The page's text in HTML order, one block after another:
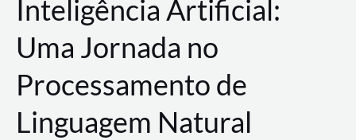
Inteligência Artificial:
Uma Jornada no
Processamento de
Linguagem Natural